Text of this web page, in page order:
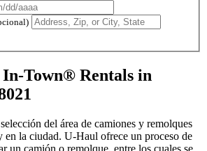
Town® Rentals in
del área de camiones y remolques
en la ciudad. U-Haul ofrece un proceso de
un camión o remolque, entre los cuales se